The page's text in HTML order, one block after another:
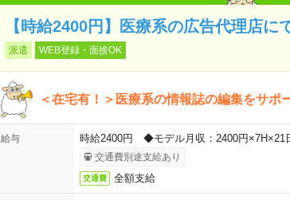
【時給2400円】医療系の広告代理店に
派遣 WEB登録・面接OK
＜在宅有！＞医療系の情報誌の編集をサポ
給与 時給2400円 ◆モデル月収：2400円×7H×21
交通費別途支給あり
交通費 全額支給